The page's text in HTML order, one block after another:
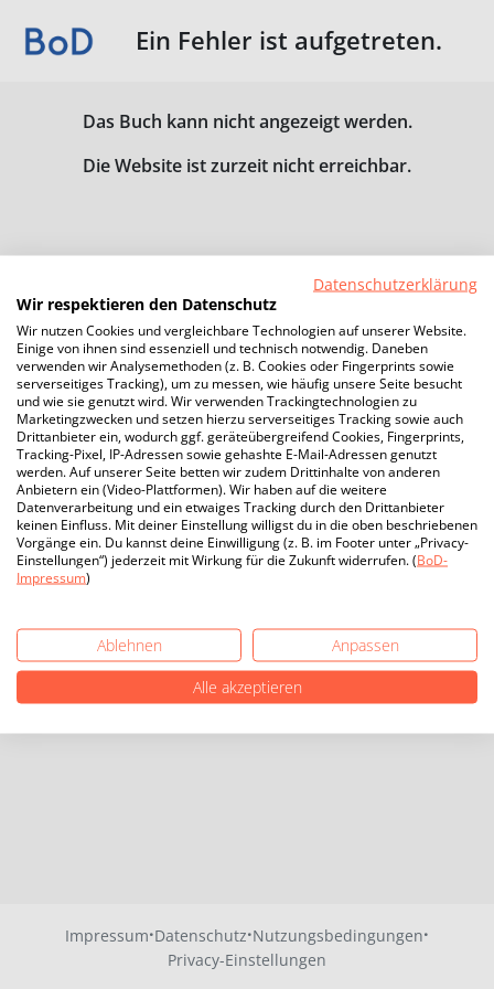
Ein Fehler ist aufgetreten.
Das Buch kann nicht angezeigt werden.
Die Website ist zurzeit nicht erreichbar.
Impressum·Datenschutz·Nutzungsbedingungen·
Privacy-Einstellungen
Datenschutzerklärung
Wir respektieren den Datenschutz
Wir nutzen Cookies und vergleichbare Technologien auf unserer Website.
Einige von ihnen sind essenziell und technisch notwendig. Daneben
verwenden wir Analysemethoden (z. B. Cookies oder Fingerprints sowie
serverseitiges Tracking), um zu messen, wie häufig unsere Seite besucht
und wie sie genutzt wird. Wir verwenden Trackingtechnologien zu
Marketingzwecken und setzen hierzu serverseitiges Tracking sowie auch
Drittanbieter ein, wodurch ggf. geräteübergreifend Cookies, Fingerprints,
Tracking-Pixel, IP-Adressen sowie gehashte E-Mail-Adressen genutzt
werden. Auf unserer Seite betten wir zudem Drittinhalte von anderen
Anbietern ein (Video-Plattformen). Wir haben auf die weitere
Datenverarbeitung und ein etwaiges Tracking durch den Drittanbieter
keinen Einfluss. Mit deiner Einstellung willigst du in die oben beschriebenen
Vorgänge ein. Du kannst deine Einwilligung (z. B. im Footer unter „Privacy-
Einstellungen“) jederzeit mit Wirkung für die Zukunft widerrufen. (BoD-
Impressum)
Ablehnen
Anpassen
Alle akzeptieren